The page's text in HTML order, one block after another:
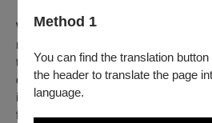
Method 1
You can find the translation
the header to translate the page
language.
Wise nine-year-old Little Cheung
mahjong-loving grandmother and
the restaurant run by his father. He
daughter of illegal Chinese
innocence and simplicity are
family is found out and Cheung